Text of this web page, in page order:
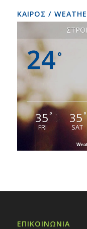
ΚΑΙΡΟΣ /
24°
35°
FRI
35°
SAT
ΕΠΙΚΟΙΝΩΝΙΑ